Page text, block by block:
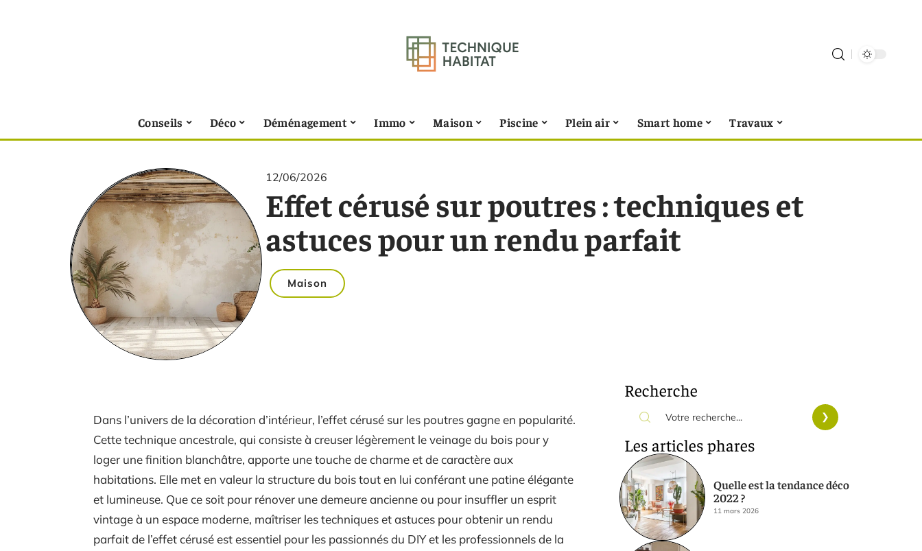
Conseils Déco Déménagement Immo Maison Piscine Plein air Smart home Travaux
12/06/2026
Effet cérusé sur poutres : techniques et
astuces pour un rendu parfait
Maison
Dans l’univers de la décoration d’intérieur, l’effet cérusé sur les poutres gagne en popularité.
Cette technique ancestrale, qui consiste à creuser légèrement le veinage du bois pour y
loger une finition blanchâtre, apporte une touche de charme et de caractère aux
habitations. Elle met en valeur la structure du bois tout en lui conférant une patine élégante
et lumineuse. Que ce soit pour rénover une demeure ancienne ou pour insuffler un esprit
vintage à un espace moderne, maîtriser les techniques et astuces pour obtenir un rendu
parfait de l’effet cérusé est essentiel pour les passionnés du DIY et les professionnels de la
Recherche
Les articles phares
Quelle est la tendance déco
2022 ?
11 mars 2026